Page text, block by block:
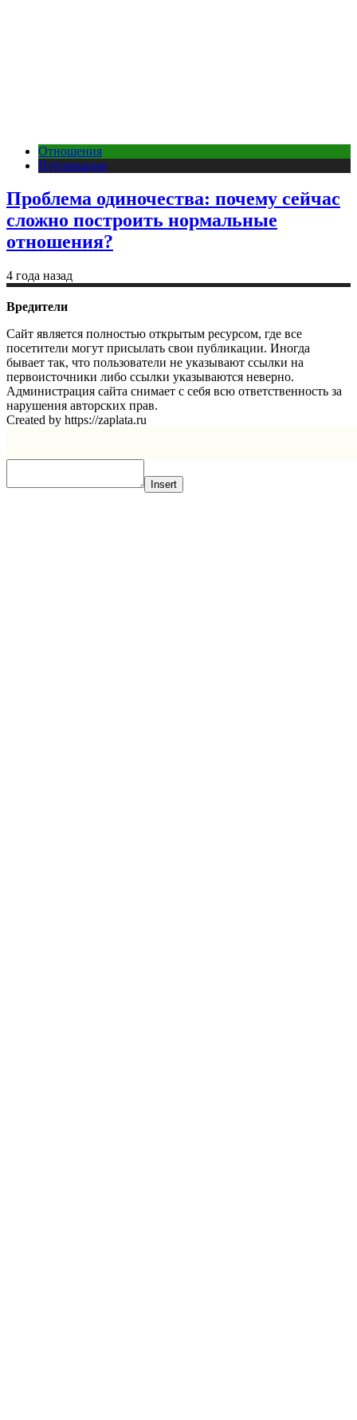
Отношения
Публикации
Проблема одиночества: почему сейчас
сложно построить нормальные
отношения?
4 года назад
Вредители
Сайт является полностью открытым ресурсом, где все
посетители могут присылать свои публикации. Иногда
бывает так, что пользователи не указывают ссылки на
первоисточники либо ссылки указываются неверно.
Администрация сайта снимает с себя всю ответственность за
нарушения авторских прав.
Created by https://zaplata.ru
Insert